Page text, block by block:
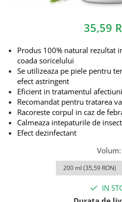
35,59
Produs 100% natural rezultat
coada soricelului
Se utilizeaza pe piele pentru
efect astringent
Eficient in tratamentul
Recomandat pentru tratarea
Racoreste corpul in caz de
Calmeaza intepaturile de
Efect dezinfectant
Volum:
IN